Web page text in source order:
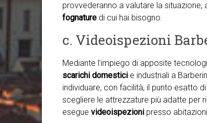
provvederanno a valutare la situazione,
fognature di cui hai bisogno.
c. Videoispezioni
Mediante l’impiego di apposite
scarichi domestici e industriali a
individuare, con facilità, il punto esatto
scegliere le attrezzature più adatte per
esegue videoispezioni presso